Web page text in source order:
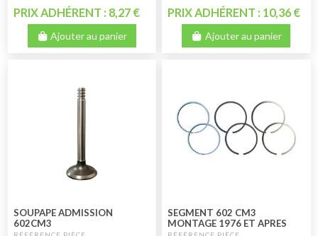
PRIX ADHÉRENT : 8,27 €
Ajouter au panier
PRIX ADHÉRENT : 10,36 €
Ajouter au panier
SOUPAPE ADMISSION
602CM3
SEGMENT 602 CM3
MONTAGE 1976 ET APRES